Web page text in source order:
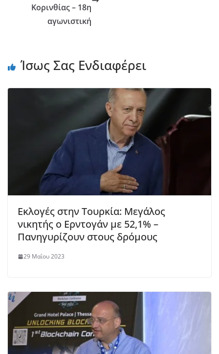
Κορινθίας – 18η
αγωνιστική
Ίσως Σας Ενδιαφέρει
Εκλογές στην Τουρκία: Μεγάλος
νικητής ο Ερντογάν με 52,1% –
Πανηγυρίζουν στους δρόμους
29 Μαΐου 2023